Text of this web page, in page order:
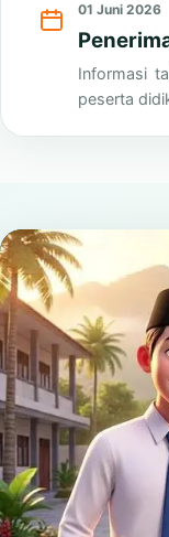
01 Juni 2026
Informasi
peserta